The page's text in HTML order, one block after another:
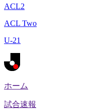
ACL2
ACL Two
U-21
ホーム
試合速報